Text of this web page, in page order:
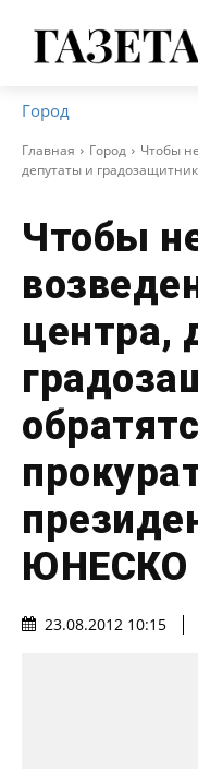
Город
Главная Город
Чтобы
депутаты и
Чтобы
центра,
ЮНЕСКО
23.08.2012 10:15